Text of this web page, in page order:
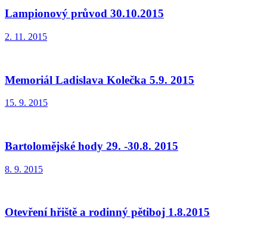
Lampionový průvod 30.10.2015
2. 11. 2015
Memoriál Ladislava Kolečka 5.9. 2015
15. 9. 2015
Bartolomějské hody 29. -30.8. 2015
8. 9. 2015
Otevření hřiště a rodinný pětiboj 1.8.2015